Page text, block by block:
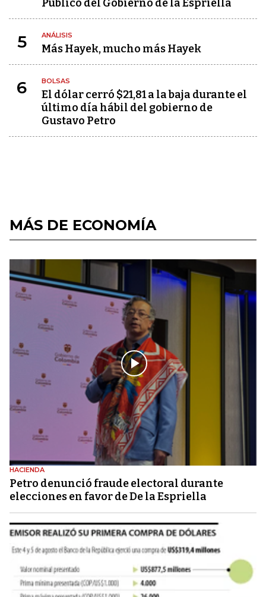
Público del Gobierno de la Espriella
5 ANÁLISIS
Más Hayek, mucho más Hayek
6 BOLSAS
El dólar cerró $21,81 a la baja durante el
último día hábil del gobierno de
Gustavo Petro
MÁS DE ECONOMÍA
HACIENDA
Petro denunció fraude electoral durante
elecciones en favor de De la Espriella